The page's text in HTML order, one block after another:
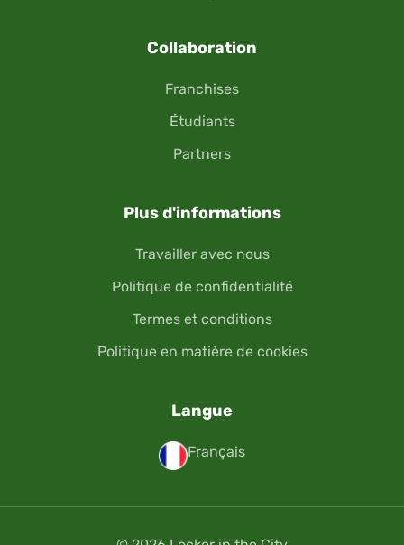
Collaboration
Franchises
Étudiants
Partners
Plus d'informations
Travailler avec nous
Politique de confidentialité
Termes et conditions
Politique en matière de cookies
Langue
Français